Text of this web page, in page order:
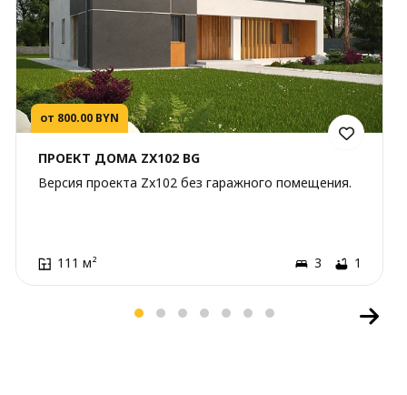
от 800.00 BYN
ПРОЕКТ ДОМА ZX102 BG
Версия проекта Zx102 без гаражного помещения.
111 м² 3 1